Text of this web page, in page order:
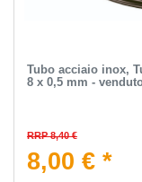
Tubo acciaio inox,
8 x 0,5 mm -
RRP 8,40 €
8,00 € *